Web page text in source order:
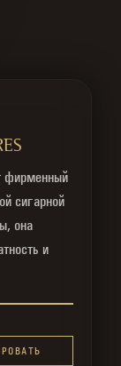
фирменный
сигарной
она
и